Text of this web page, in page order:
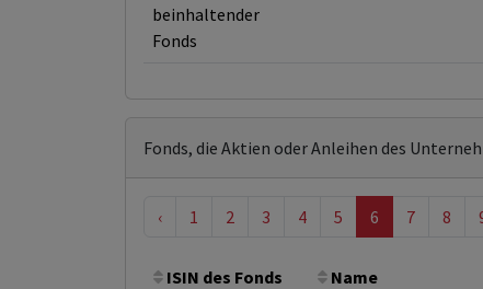
beinhaltender
Fonds
Fonds, die Aktien oder Anleihen des
‹ 1 2 3 4 5 6 7 8
ISIN des Fonds Name